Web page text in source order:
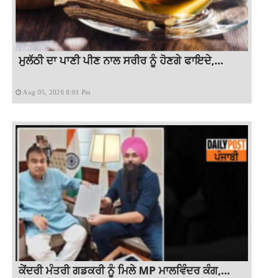
ਮੁਲੱਠੀ ਦਾ ਪਾਣੀ ਪੀਣ ਨਾਲ ਸਰੀਰ ਨੂੰ ਹੋਣਗੇ ਫਾਇਦੇ,...
Aug 05, 2026 8:01 Pm
ਕੇਂਦਰੀ ਮੰਤਰੀ ਗਡਕਰੀ ਨੂੰ ਮਿਲੇ MP ਮਾਲਵਿੰਦਰ ਕੰਗ,...